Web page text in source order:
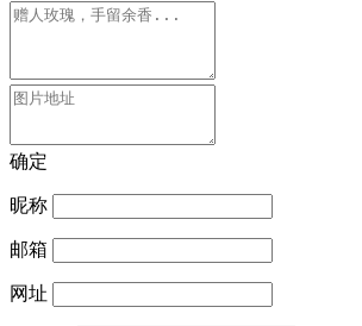
确定
昵称
邮箱
网址